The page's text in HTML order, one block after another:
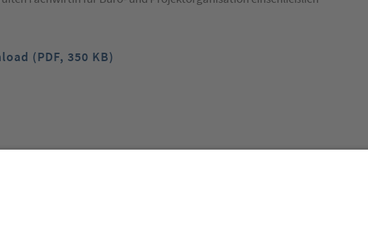
(PDF, 350 KB)